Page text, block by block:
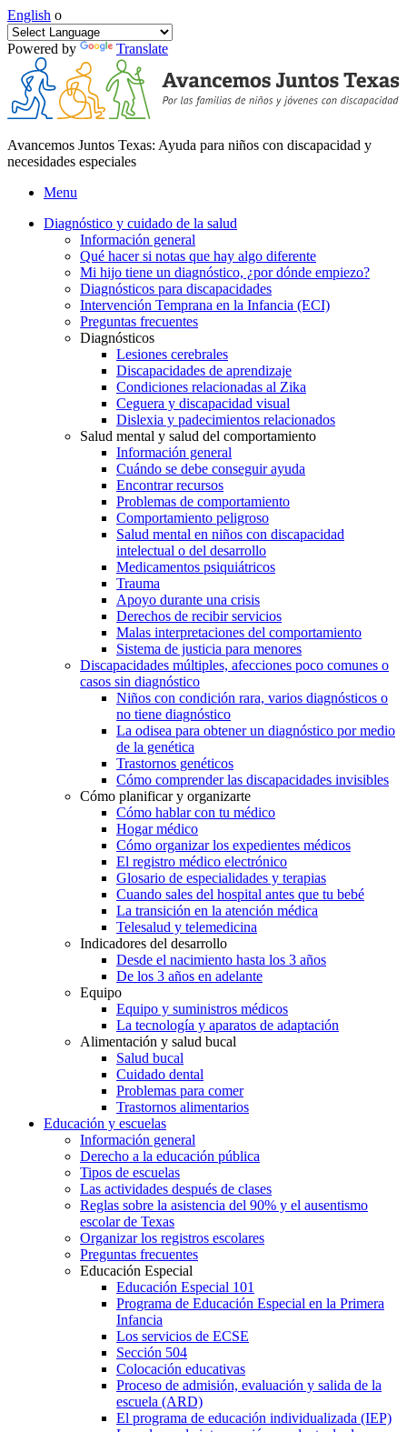
English o
Powered by Translate
Avancemos Juntos Texas: Ayuda para niños con discapacidad y
necesidades especiales
Menu
Diagnóstico y cuidado de la salud
Información general
Qué hacer si notas que hay algo diferente
Mi hijo tiene un diagnóstico, ¿por dónde empiezo?
Diagnósticos para discapacidades
Intervención Temprana en la Infancia (ECI)
Preguntas frecuentes
Diagnósticos
Lesiones cerebrales
Discapacidades de aprendizaje
Condiciones relacionadas al Zika
Ceguera y discapacidad visual
Dislexia y padecimientos relacionados
Salud mental y salud del comportamiento
Información general
Cuándo se debe conseguir ayuda
Encontrar recursos
Problemas de comportamiento
Comportamiento peligroso
Salud mental en niños con discapacidad
intelectual o del desarrollo
Medicamentos psiquiátricos
Trauma
Apoyo durante una crisis
Derechos de recibir servicios
Malas interpretaciones del comportamiento
Sistema de justicia para menores
Discapacidades múltiples, afecciones poco comunes o
casos sin diagnóstico
Niños con condición rara, varios diagnósticos o
no tiene diagnóstico
La odisea para obtener un diagnóstico por medio
de la genética
Trastornos genéticos
Cómo comprender las discapacidades invisibles
Cómo planificar y organizarte
Cómo hablar con tu médico
Hogar médico
Cómo organizar los expedientes médicos
El registro médico electrónico
Glosario de especialidades y terapias
Cuando sales del hospital antes que tu bebé
La transición en la atención médica
Telesalud y telemedicina
Indicadores del desarrollo
Desde el nacimiento hasta los 3 años
De los 3 años en adelante
Equipo
Equipo y suministros médicos
La tecnología y aparatos de adaptación
Alimentación y salud bucal
Salud bucal
Cuidado dental
Problemas para comer
Trastornos alimentarios
Educación y escuelas
Información general
Derecho a la educación pública
Tipos de escuelas
Las actividades después de clases
Reglas sobre la asistencia del 90% y el ausentismo
escolar de Texas
Organizar los registros escolares
Preguntas frecuentes
Educación Especial
Educación Especial 101
Programa de Educación Especial en la Primera
Infancia
Los servicios de ECSE
Sección 504
Colocación educativas
Proceso de admisión, evaluación y salida de la
escuela (ARD)
El programa de educación individualizada (IEP)